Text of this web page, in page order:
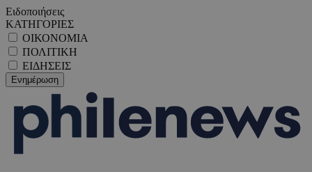
Ειδοποιήσεις
ΚΑΤΗΓΟΡΙΕΣ
ΟΙΚΟΝΟΜΙΑ
ΠΟΛΙΤΙΚΗ
ΕΙΔΗΣΕΙΣ